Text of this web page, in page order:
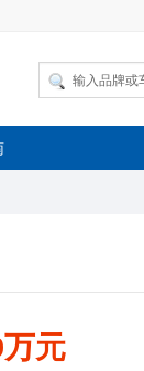
万元